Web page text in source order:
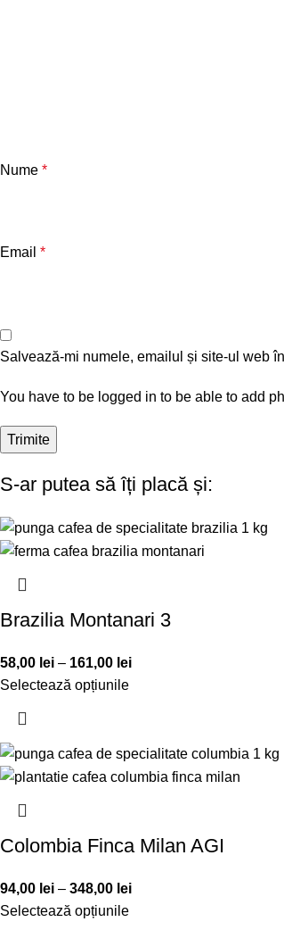
Nume *
Email *
Salvează-mi numele, emailul și site-ul web
You have to be logged in to be able to add
S-ar putea să îți placă și:
Brazilia Montanari 3
58,00 lei – 161,00 lei
Selectează opțiunile
Colombia Finca Milan AGI
94,00 lei – 348,00 lei
Selectează opțiunile